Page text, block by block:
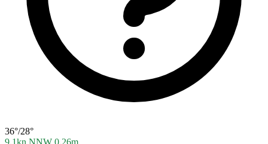
36°/28°